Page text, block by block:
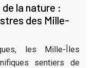
la nature :
des Mille-
les Mille-Îles
sentiers de